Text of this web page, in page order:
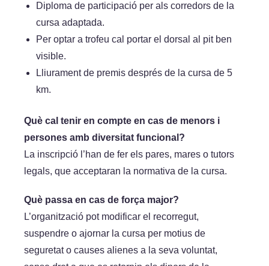
Diploma de participació per als corredors de la
cursa adaptada.
Per optar a trofeu cal portar el dorsal al pit ben
visible.
Lliurament de premis després de la cursa de 5
km.
Què cal tenir en compte en cas de menors i
persones amb diversitat funcional?
La inscripció l’han de fer els pares, mares o tutors
legals, que acceptaran la normativa de la cursa.
Què passa en cas de força major?
L’organització pot modificar el recorregut,
suspendre o ajornar la cursa per motius de
seguretat o causes alienes a la seva voluntat,